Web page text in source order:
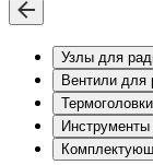
Узлы для
Вентили для